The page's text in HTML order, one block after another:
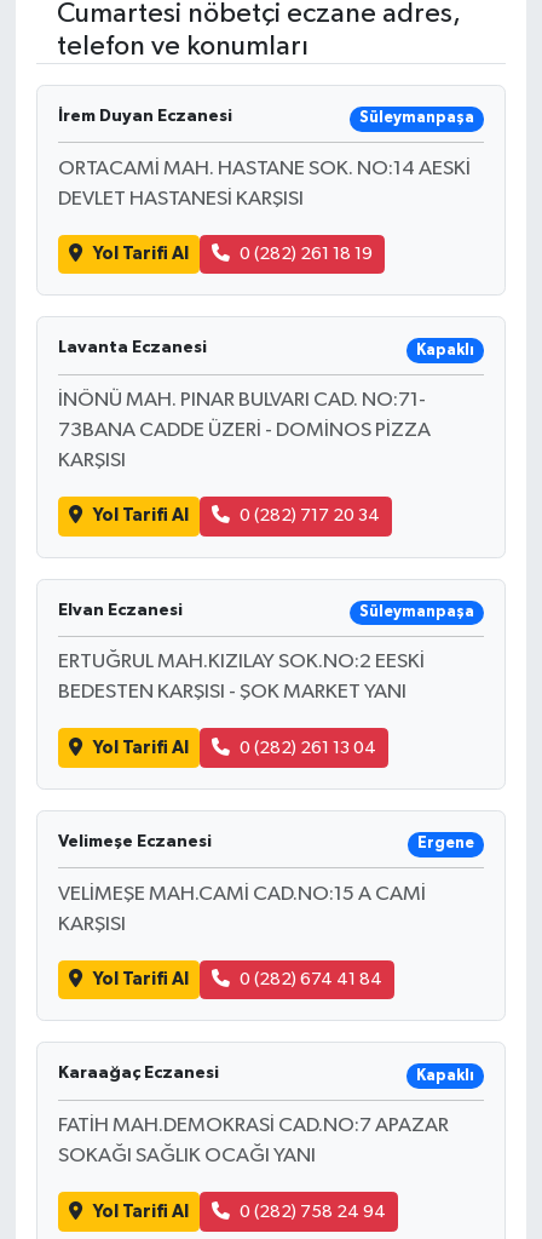
Cumartesi nöbetçi eczane adres,
telefon ve konumları
İrem Duyan Eczanesi Süleymanpaşa
ORTACAMİ MAH. HASTANE SOK. NO:14 AESKİ
DEVLET HASTANESİ KARŞISI
Yol Tarifi Al 0 (282) 261 18 19
Lavanta Eczanesi Kapaklı
İNÖNÜ MAH. PINAR BULVARI CAD. NO:71-
73BANA CADDE ÜZERİ - DOMİNOS PİZZA
KARŞISI
Yol Tarifi Al 0 (282) 717 20 34
Elvan Eczanesi Süleymanpaşa
ERTUĞRUL MAH.KIZILAY SOK.NO:2 EESKİ
BEDESTEN KARŞISI - ŞOK MARKET YANI
Yol Tarifi Al 0 (282) 261 13 04
Velimeşe Eczanesi Ergene
VELİMEŞE MAH.CAMİ CAD.NO:15 A CAMİ
KARŞISI
Yol Tarifi Al 0 (282) 674 41 84
Karaağaç Eczanesi Kapaklı
FATİH MAH.DEMOKRASİ CAD.NO:7 APAZAR
SOKAĞI SAĞLIK OCAĞI YANI
Yol Tarifi Al 0 (282) 758 24 94
RESMİ İLANLAR